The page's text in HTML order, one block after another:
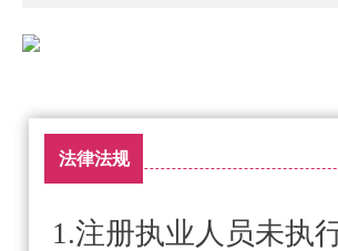
法律法规
1.注册执业人员未执